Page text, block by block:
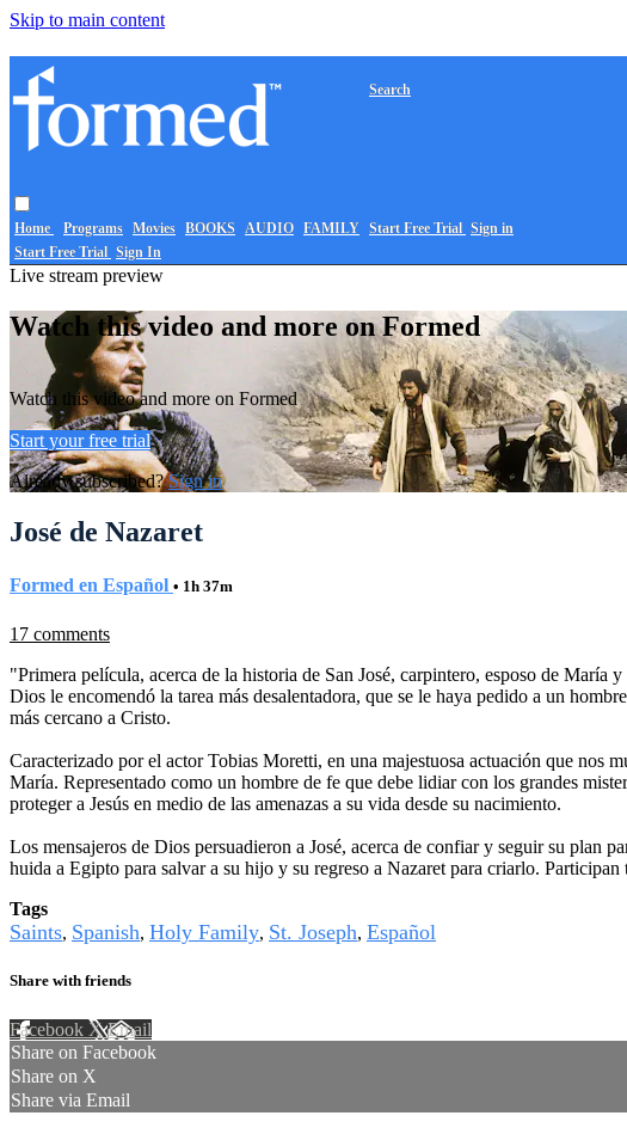
Skip to main content
Home Programs Movies BOOKS AUDIO FAMILY
Search
Start Free Trial Sign in
Start Free Trial Sign In
Live stream preview
Watch this video and more on Formed
Watch this video and more on Formed
Start your free trial
Already subscribed?Sign in
José de Nazaret
Formed en Español • 1h 37m
17 comments
"Primera película, acerca de la historia de San José, carpintero, esposo de
Dios le encomendó la tarea más desalentadora, que se le haya pedido a un
más cercano a Cristo.
Caracterizado por el actor Tobias Moretti, en una majestuosa actuación que nos
María. Representado como un hombre de fe que debe lidiar con los grandes
proteger a Jesús en medio de las amenazas a su vida desde su nacimiento.
Los mensajeros de Dios persuadieron a José, acerca de confiar y seguir su plan
huida a Egipto para salvar a su hijo y su regreso a Nazaret para criarlo.
Tags
Saints, Spanish, Holy Family, St. Joseph, Español
Share with friends
Facebook XEmail
Share on Facebook
Share on X
Share via Email